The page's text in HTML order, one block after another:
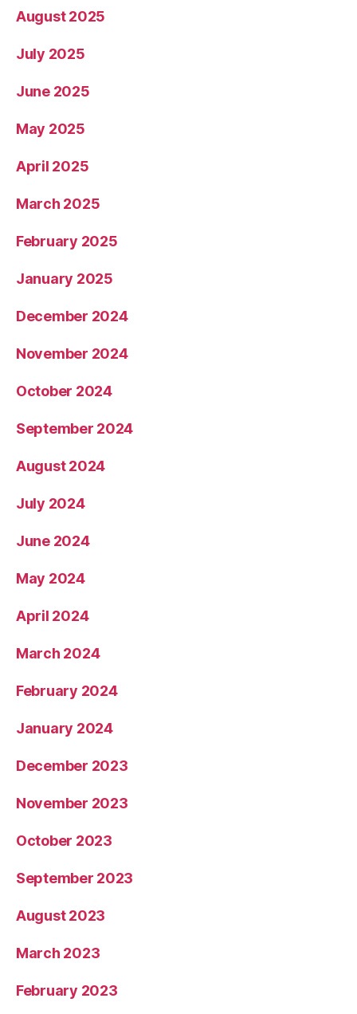
August 2025
July 2025
June 2025
May 2025
April 2025
March 2025
February 2025
January 2025
December 2024
November 2024
October 2024
September 2024
August 2024
July 2024
June 2024
May 2024
April 2024
March 2024
February 2024
January 2024
December 2023
November 2023
October 2023
September 2023
August 2023
March 2023
February 2023